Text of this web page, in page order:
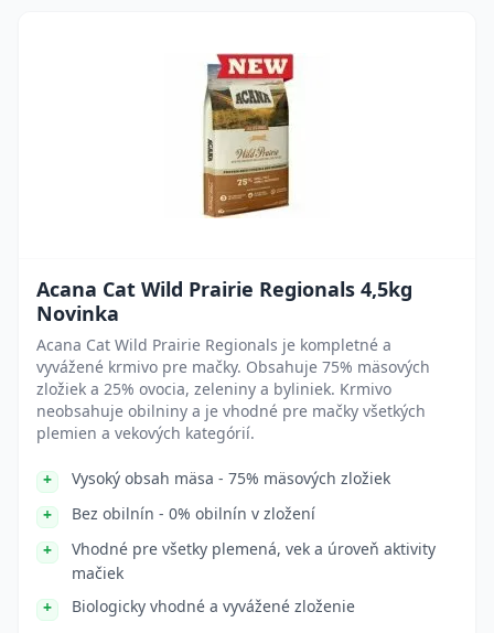
Acana Cat Wild Prairie Regionals 4,5kg
Novinka
Acana Cat Wild Prairie Regionals je kompletné a
vyvážené krmivo pre mačky. Obsahuje 75% mäsových
zložiek a 25% ovocia, zeleniny a byliniek. Krmivo
neobsahuje obilniny a je vhodné pre mačky všetkých
plemien a vekových kategórií.
Vysoký obsah mäsa - 75% mäsových zložiek
Bez obilnín - 0% obilnín v zložení
Vhodné pre všetky plemená, vek a úroveň aktivity
mačiek
Biologicky vhodné a vyvážené zloženie